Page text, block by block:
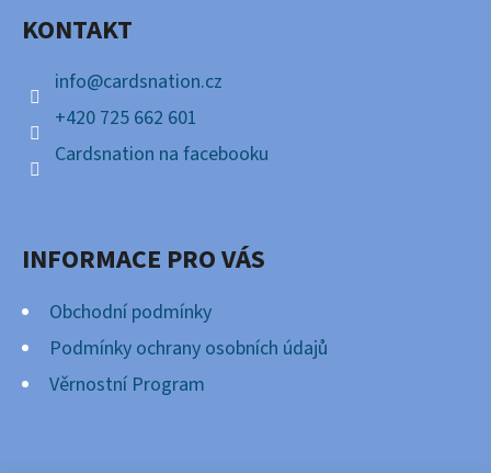
KONTAKT
info@cardsnation.cz
+420 725 662 601
Cardsnation na facebooku
INFORMACE PRO VÁS
Obchodní podmínky
Podmínky ochrany osobních údajů
Věrnostní Program